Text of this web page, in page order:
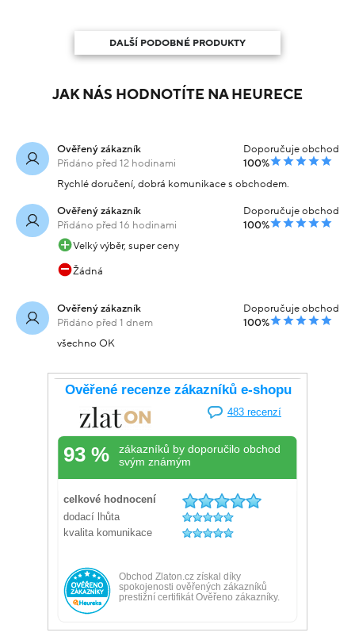
DALŠÍ PODOBNÉ PRODUKTY
JAK NÁS HODNOTÍTE NA HEURECE
Ověřený zákazník
Přidáno před 12 hodinami
Doporučuje obchod
100%
Rychlé doručení, dobrá komunikace s obchodem.
Ověřený zákazník
Přidáno před 16 hodinami
Doporučuje obchod
100%
Velký výběr, super ceny
Žádná
Ověřený zákazník
Přidáno před 1 dnem
Doporučuje obchod
100%
všechno OK